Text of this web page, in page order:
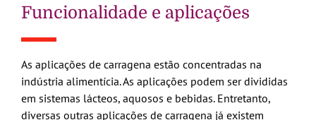
Funcionalidade e aplicações
As aplicações de carragena estão concentradas na
indústria alimentícia. As aplicações podem ser divididas
em sistemas lácteos, aquosos e bebidas. Entretanto,
diversas outras aplicações de carragena já existem